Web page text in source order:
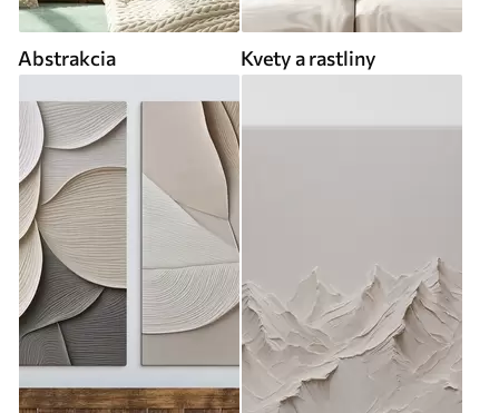
Abstrakcia Kvety a rastliny